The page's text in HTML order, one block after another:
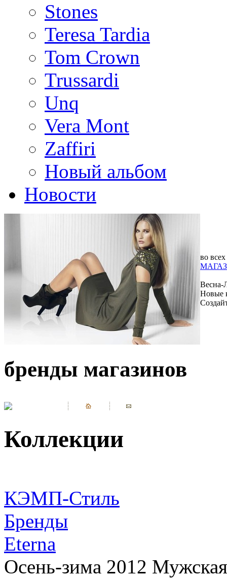
Stones
Teresa Tardia
Tom Crown
Trussardi
Unq
Vera Mont
Zaffiri
Новый альбом
Новости
во всех
Весна-
Новые
бренды магазинов
Коллекции
КЭМП-Стиль
Бренды
Eterna
Осень-зима 2012